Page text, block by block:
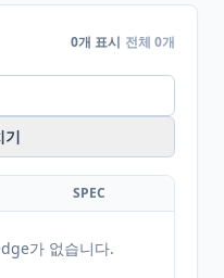
0개 표시 전체 0개
기
SPEC
가 없습니다.